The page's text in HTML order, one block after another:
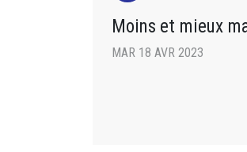
Moins et mieux
MAR 18 AVR 2023